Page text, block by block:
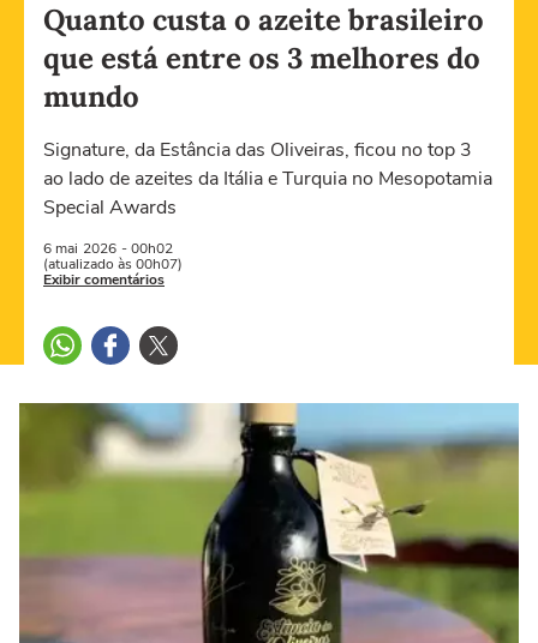
Quanto custa o azeite brasileiro
que está entre os 3 melhores do
mundo
Signature, da Estância das Oliveiras, ficou no top 3
ao lado de azeites da Itália e Turquia no Mesopotamia
Special Awards
6 mai 2026 - 00h02
(atualizado às 00h07)
Exibir comentários